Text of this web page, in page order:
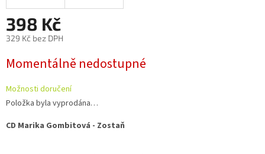
398 Kč
329 Kč bez DPH
cena:
Momentálně nedostupné
Možnosti doručení
Položka byla vyprodána…
CD Marika Gombitová - Zostaň